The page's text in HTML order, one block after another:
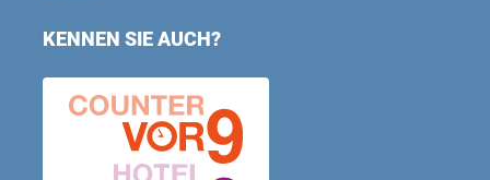
KENNEN SIE AUCH?